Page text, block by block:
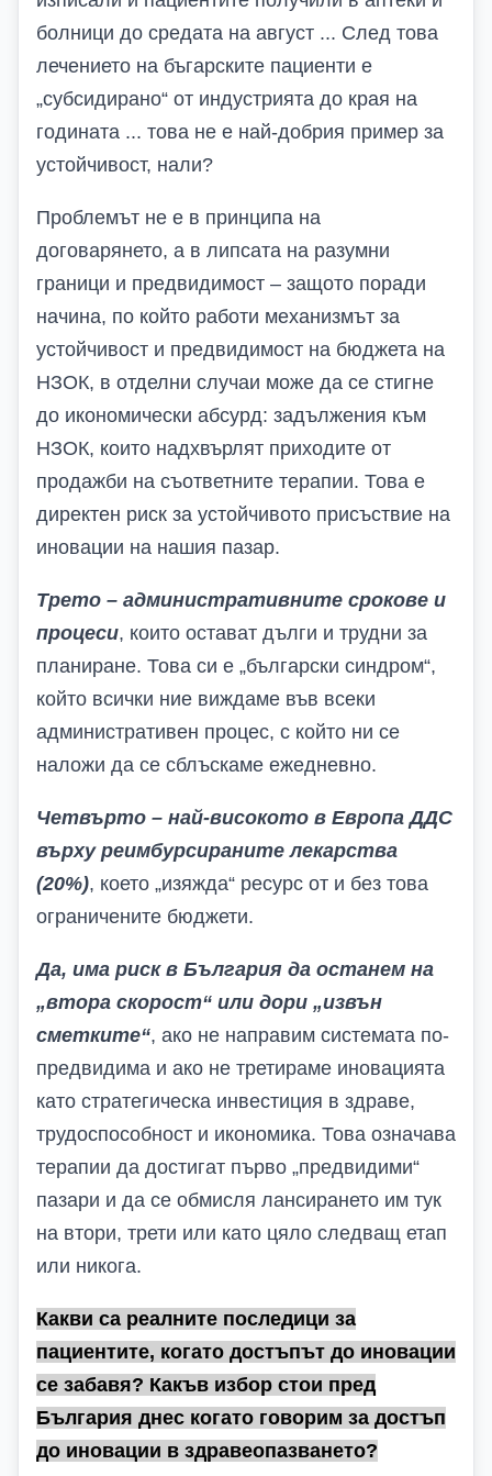
болници до средата на август ... След това
лечението на бъгарските пациенти е
„субсидирано“ от индустрията до края на
годината ... това не е най-добрия пример за
устойчивост, нали?
Проблемът не е в принципа на
договарянето, а в липсата на разумни
граници и предвидимост – защото поради
начина, по който работи механизмът за
устойчивост и предвидимост на бюджета на
НЗОК, в отделни случаи може да се стигне
до икономически абсурд: задължения към
НЗОК, които надхвърлят приходите от
продажби на съответните терапии. Това е
директен риск за устойчивото присъствие на
иновации на нашия пазар.
Трето – административните срокове и
процеси, които остават дълги и трудни за
планиране. Това си е „български синдром“,
който всички ние виждаме във всеки
административен процес, с който ни се
наложи да се сблъскаме ежедневно.
Четвърто – най-високото в Европа ДДС
върху реимбурсираните лекарства
(20%), което „изяжда“ ресурс от и без това
ограничените бюджети.
Да, има риск в България да останем на
„втора скорост“ или дори „извън
сметките“, ако не направим системата по-
предвидима и ако не третираме иновацията
като стратегическа инвестиция в здраве,
трудоспособност и икономика. Това означава
терапии да достигат първо „предвидими“
пазари и да се обмисля лансирането им тук
на втори, трети или като цяло следващ етап
или никога.
Какви са реалните последици за
пациентите, когато достъпът до иновации
се забавя? Какъв избор стои пред
България днес когато говорим за достъп
до иновации в здравеопазването?